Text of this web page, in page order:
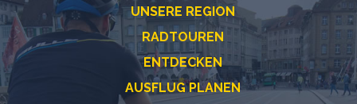
UNSERE REGION
RADTOUREN
ENTDECKEN
AUSFLUG PLANEN